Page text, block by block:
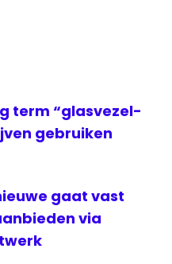
term “glasvezel-
gebruiken
gaat vast
via